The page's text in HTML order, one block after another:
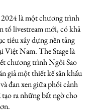
là một chương trình
tố livestream mới, có khả
tiêu xây dựng nền tảng
Việt Nam. The Stage là
chương trình Ngôi Sao
giả một thiết kế sân khấu
đan xen giữa phối cảnh
ra những bất ngờ cho